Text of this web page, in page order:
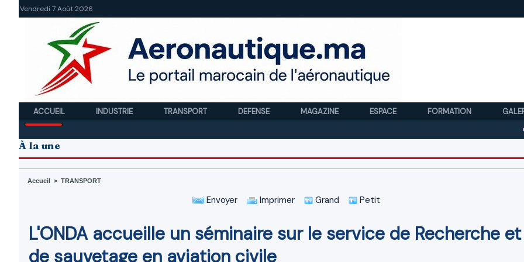
Vendredi 7 Août 2026
ACCUEIL INDUSTRIE TRANSPORT DEFENSE MAGAZINE ESPACE FORMATION
Royal
À la une
Accueil > TRANSPORT
Envoyer Imprimer Grand Petit
L'ONDA accueille un séminaire sur le service de Recherche et
de sauvetage en aviation civile